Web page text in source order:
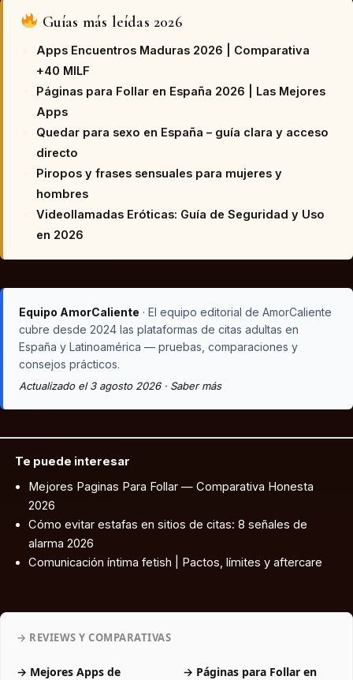
Guías más leídas 2026
Apps Encuentros Maduras 2026 | Comparativa
+40 MILF
Páginas para Follar en España 2026 | Las Mejores
Apps
Quedar para sexo en España – guía clara y acceso
directo
Piropos y frases sensuales para mujeres y
hombres
Videollamadas Eróticas: Guía de Seguridad y Uso
en 2026
Equipo AmorCaliente · El equipo editorial de AmorCaliente
cubre desde 2024 las plataformas de citas adultas en
España y Latinoamérica — pruebas, comparaciones y
consejos prácticos.
Actualizado el 3 agosto 2026 · Saber más
Te puede interesar
Mejores Paginas Para Follar — Comparativa Honesta
2026
Cómo evitar estafas en sitios de citas: 8 señales de
alarma 2026
Comunicación íntima fetish | Pactos, límites y aftercare
→ REVIEWS Y COMPARATIVAS
→ Mejores Apps de
→ Páginas para Follar en